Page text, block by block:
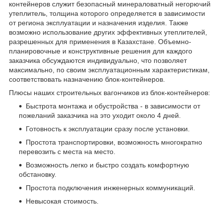
контейнеров служит безопасный минераловатный негорючий
утеплитель, толщина которого определяется в зависимости
от региона эксплуатации и назначения изделия. Также
возможно использование других эффективных утеплителей,
разрешенных для применения в Казахстане. Объемно-
планировочные и конструктивные решения для каждого
заказчика обсуждаются индивидуально, что позволяет
максимально, по своим эксплуатационным характеристикам,
соответствовать назначению блок-контейнеров.
Плюсы наших строительных вагончиков из блок-контейнеров:
Быстрота монтажа и обустройства - в зависимости от
пожеланий заказчика на это уходит около 4 дней.
Готовность к эксплуатации сразу после установки.
Простота транспортировки, возможность многократно
перевозить с места на место.
Возможность легко и быстро создать комфортную
обстановку.
Простота подключения инженерных коммуникаций.
Невысокая стоимость.